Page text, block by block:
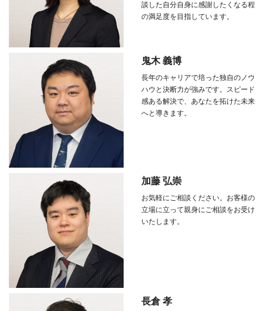
談した自分自身に感謝したくなる程
の満足度を目指しています。
鬼木 義博
長年のキャリアで培った独自のノウ
ハウと決断力が強みです。スピード
感ある解決で、あなたを拓けた未来
へと導きます。
加藤 弘崇
お気軽にご相談ください。お客様の
立場に立って親身にご相談をお受け
いたします。
長倉 孝